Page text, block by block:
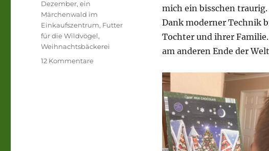
mich ein bisschen traurig.
Dank moderner Technik
Tochter und ihrer
am anderen Ende der
Dezember,ein
Märchenwald im
Einkaufszentrum, Futter
für die Wildvögel,
Weihnachtsbäckerei
12 Kommentarezu